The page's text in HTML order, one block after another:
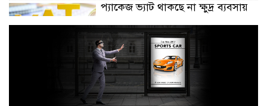
প্যাকেজ ভ্যাট থাকছে না ক্ষুদ্র ব্যবসায়
অক্টোবরে স্থানীয় সরকার নির্বাচন
আয়োজনের লক্ষ্যে প্রস্তুতি চলছে : ইসি